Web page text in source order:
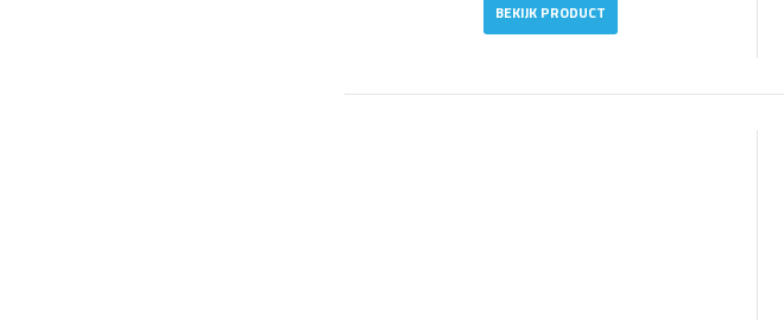
BEKIJK PRODUCT